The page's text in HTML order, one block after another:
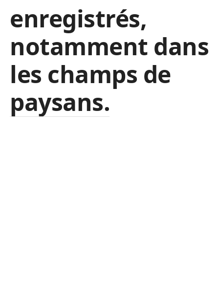
enregistrés,
notamment dans
les champs de
paysans.